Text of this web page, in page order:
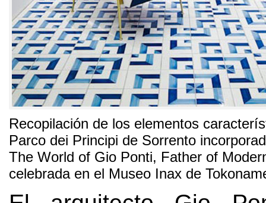
Recopilación de los elementos
Parco dei Principi de Sorrento
The World of Gio Ponti, Father of
celebrada en el Museo Inax de